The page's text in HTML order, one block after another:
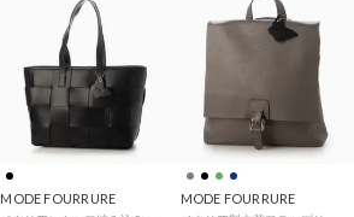
MODE FOURRURE MODE FOURRURE